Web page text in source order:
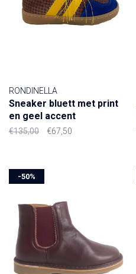
RONDINELLA
Sneaker bluett met print
en geel accent
€135,00 €67,50
-50%